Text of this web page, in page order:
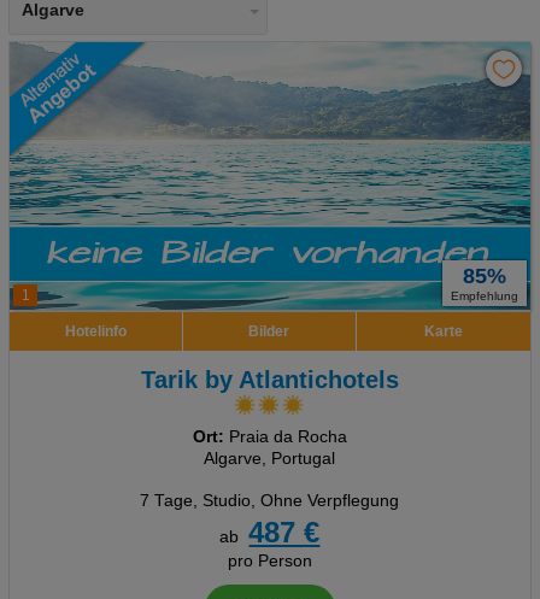
Algarve
1
85%
Empfehlung
Hotelinfo Bilder Karte
Tarik by Atlantichotels
Ort: Praia da Rocha
Algarve, Portugal
7 Tage, Studio, Ohne Verpflegung
ab
487 €
pro Person